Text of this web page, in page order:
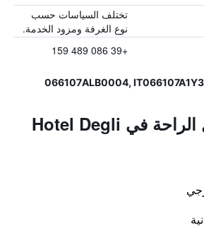
تختلف السياسات حسب
نوع الغرفة ومزود الخدمة.
+39 086 489 159
المزايا ووسائل الراحة في Hotel Degli